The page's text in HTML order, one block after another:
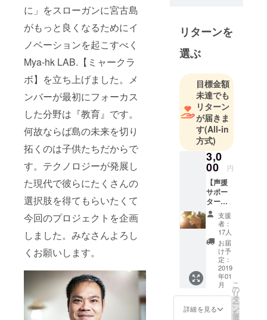
に」をスローガンに宮古島
がもっと良くなるためにイ
ノベーションを起こすべく
Mya-hk LAB.【ミャークラ
ボ】を立ち上げました。メ
ンバーが最初にフォーカス
した分野は『教育』です。
何故ならば島の未来を切り
拓くのは子供たちだからで
す。テクノロジーが発展し
た現代で彼らにたくさんの
選択肢を得てもらいたくて
今回のプロジェクトを企画
しました。みなさんよろし
くお願いします。
リターンを
選ぶ
目標金額
未達でも
リターン
が届きま
す(All-in
方式)
3,0
00 円
【声援
サポー
ター】
・活動
報告を
メール
させて
いただ
きま
す。
支援
者：
17人
お届
け予
定：
2019
年01
月
詳細を見る
こ
の
リ
タ
ー
ン
を